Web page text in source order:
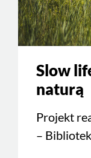
Slow
naturą
Projekt
–